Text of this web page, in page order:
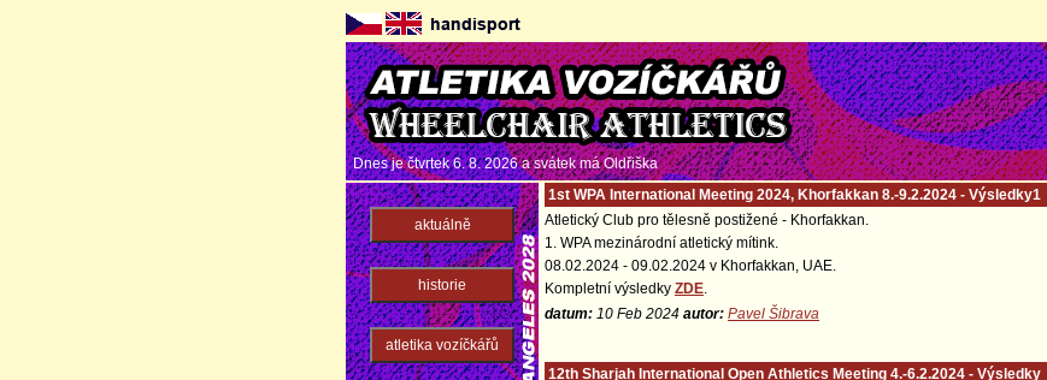
Dnes je čtvrtek 6. 8. 2026 a svátek máOldřiška
1st WPA International Meeting 2024, Khorfakkan 8.-9.2.2024 - Výsledky1
Atletický Club pro tělesně postižené - Khorfakkan.
1. WPA mezinárodní atletický mítink.
08.02.2024 - 09.02.2024 v Khorfakkan, UAE.
Kompletní výsledky ZDE.
datum: 10 Feb 2024 autor: Pavel Šibrava
12th Sharjah International Open Athletics Meeting 4.-6.2.2024 - Výsledky
aktuálně
historie
atletika vozíčkářů